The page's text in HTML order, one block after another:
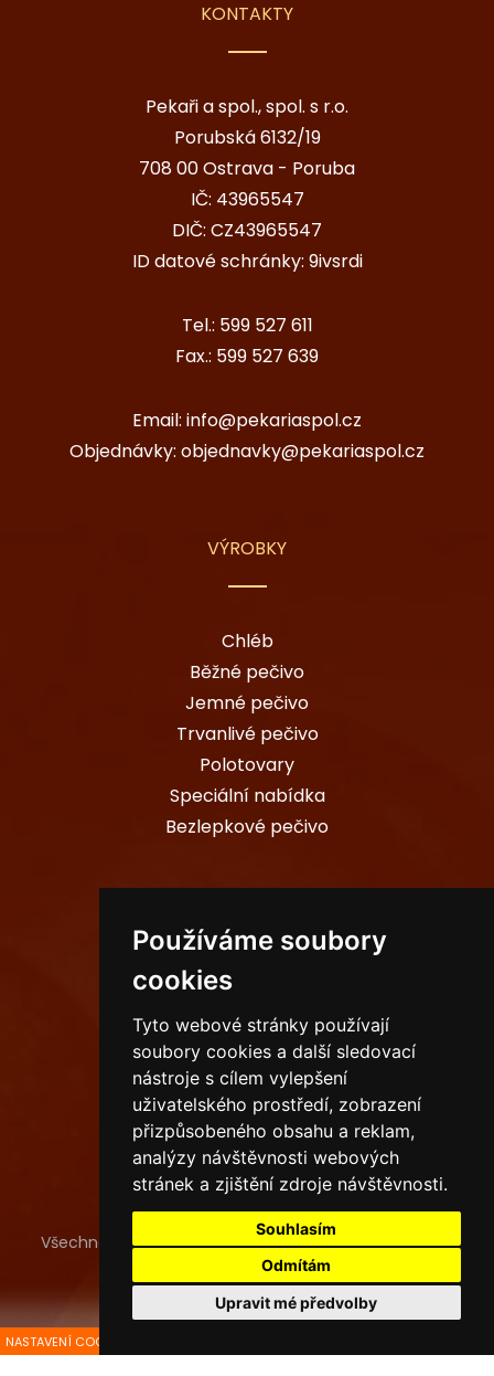
Používáme soubory
cookies
Tyto webové stránky používají
soubory cookies a další sledovací
nástroje s cílem vylepšení
uživatelského prostředí, zobrazení
přizpůsobeného obsahu a reklam,
analýzy návštěvnosti webových
stránek a zjištění zdroje návštěvnosti.
Souhlasím
Odmítám
Upravit mé předvolby
NASTAVENÍ COOKIES
KONTAKTY
Pekaři a spol., spol. s r.o.
Porubská 6132/19
708 00 Ostrava - Poruba
IČ: 43965547
DIČ: CZ43965547
ID datové schránky: 9ivsrdi
Tel.: 599 527 611
Fax.: 599 527 639
Email: info@pekariaspol.cz
Objednávky: objednavky@pekariaspol.cz
VÝROBKY
Chléb
Běžné pečivo
Jemné pečivo
Trvanlivé pečivo
Polotovary
Speciální nabídka
Bezlepkové pečivo
PROVOZOVNY
Sídlo společnosti
Ostrava
Havířov
Karviná
Všechna práva vyhrazenaPekaři a spol. s.r.o., tvorba a
ISSA CZECH s.r.o.